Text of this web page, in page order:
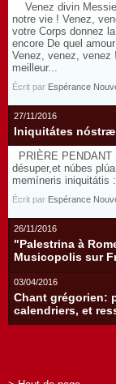
Venez divin Messie
notre vie ! Venez,
votre Corps donnez
encore De quel
Venez, venez, venez
meilleur...
Écrit par Espérance
27/11/2016
Iniquitátes
PRIÈRE PENDANT
désuper,et núbes
memíneris iniquitátis
Écrit par Espérance
26/11/2016
"Palestrina à
Musicopolis sur
03/04/2016
Chant grégorien:
calendriers, et